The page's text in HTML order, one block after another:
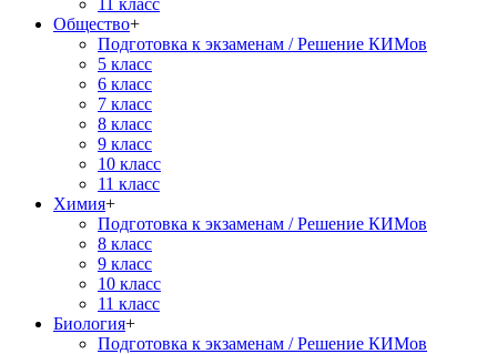
11 класс
Общество+
Подготовка к экзаменам / Решение КИМов
5 класс
6 класс
7 класс
8 класс
9 класс
10 класс
11 класс
Химия+
Подготовка к экзаменам / Решение КИМов
8 класс
9 класс
10 класс
11 класс
Биология+
Подготовка к экзаменам / Решение КИМов